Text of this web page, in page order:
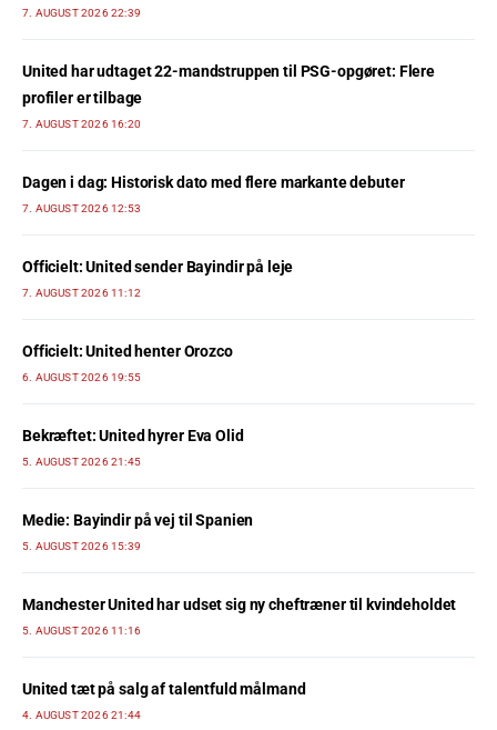
7. AUGUST 2026 22:39
United har udtaget 22-mandstruppen til PSG-opgøret: Flere
profiler er tilbage
7. AUGUST 2026 16:20
Dagen i dag: Historisk dato med flere markante debuter
7. AUGUST 2026 12:53
Officielt: United sender Bayindir på leje
7. AUGUST 2026 11:12
Officielt: United henter Orozco
6. AUGUST 2026 19:55
Bekræftet: United hyrer Eva Olid
5. AUGUST 2026 21:45
Medie: Bayindir på vej til Spanien
5. AUGUST 2026 15:39
Manchester United har udset sig ny cheftræner til kvindeholdet
5. AUGUST 2026 11:16
United tæt på salg af talentfuld målmand
4. AUGUST 2026 21:44